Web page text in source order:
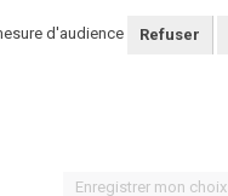
d'audience Refuser
Enregistrer mon choix